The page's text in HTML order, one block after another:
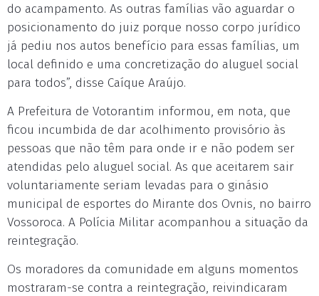
do acampamento. As outras famílias vão aguardar o
posicionamento do juiz porque nosso corpo jurídico
já pediu nos autos benefício para essas famílias, um
local definido e uma concretização do aluguel social
para todos”, disse Caíque Araújo.
A Prefeitura de Votorantim informou, em nota, que
ficou incumbida de dar acolhimento provisório às
pessoas que não têm para onde ir e não podem ser
atendidas pelo aluguel social. As que aceitarem sair
voluntariamente seriam levadas para o ginásio
municipal de esportes do Mirante dos Ovnis, no bairro
Vossoroca. A Polícia Militar acompanhou a situação da
reintegração.
Os moradores da comunidade em alguns momentos
mostraram-se contra a reintegração, reivindicaram